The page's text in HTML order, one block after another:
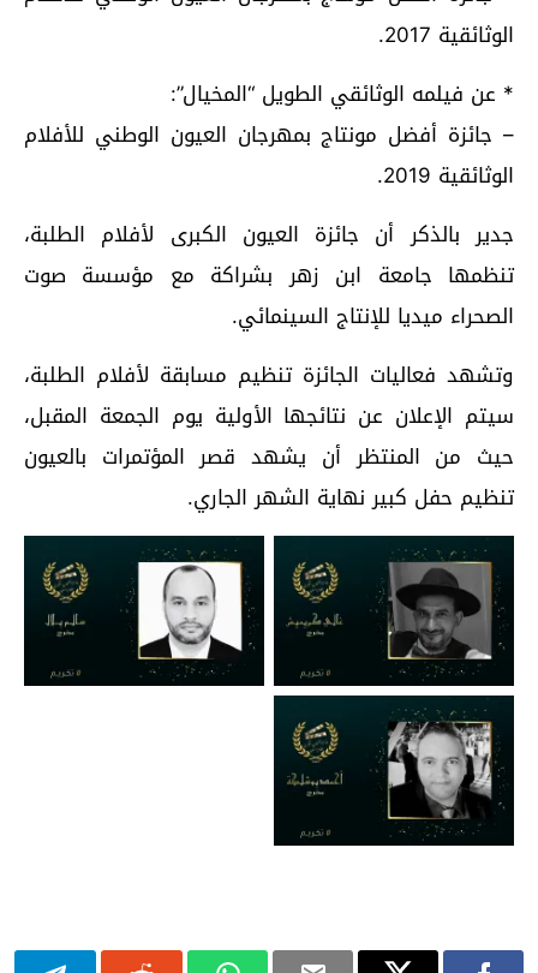
الوثائقية 2017.
* عن فيلمه الوثائقي الطويل “المخيال”:
– جائزة أفضل مونتاج بمهرجان العيون الوطني للأفلام
الوثائقية 2019.
جدير بالذكر أن جائزة العيون الكبرى لأفلام الطلبة،
تنظمها جامعة ابن زهر بشراكة مع مؤسسة صوت
الصحراء ميديا للإنتاج السينمائي.
وتشهد فعاليات الجائزة تنظيم مسابقة لأفلام الطلبة،
سيتم الإعلان عن نتائجها الأولية يوم الجمعة المقبل،
حيث من المنتظر أن يشهد قصر المؤتمرات بالعيون
تنظيم حفل كبير نهاية الشهر الجاري.